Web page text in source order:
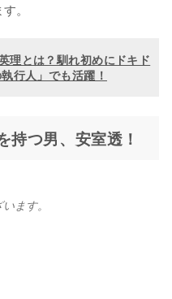
。
理とは？馴れ初めにドキド
行人」でも活躍！
持つ男、安室透！
ます。